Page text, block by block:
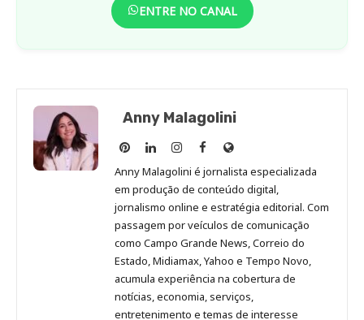
ENTRE NO CANAL
Anny Malagolini
Anny
Malagolini
no
Pinterest
Anny
Malagolini
no
LinkedIn
Anny
Malagolini
no
Instagram
Anny
Malagolini
no
Facebook
Site
de
Anny
Malagolini
Anny Malagolini é jornalista especializada
em produção de conteúdo digital,
jornalismo online e estratégia editorial. Com
passagem por veículos de comunicação
como Campo Grande News, Correio do
Estado, Midiamax, Yahoo e Tempo Novo,
acumula experiência na cobertura de
notícias, economia, serviços,
entretenimento e temas de interesse